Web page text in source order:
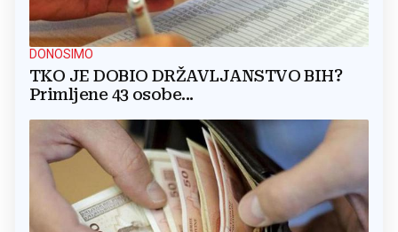
DONOSIMO
TKO JE DOBIO DRŽAVLJANSTVO BIH?
Primljene 43 osobe...